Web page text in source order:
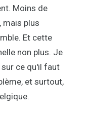
Moins de
mais plus
Et cette
non plus. Je
sur ce qu'il faut
et surtout,